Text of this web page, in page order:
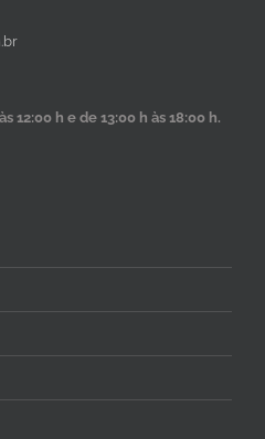
12:00 h e de 13:00 h às 18:00 h.